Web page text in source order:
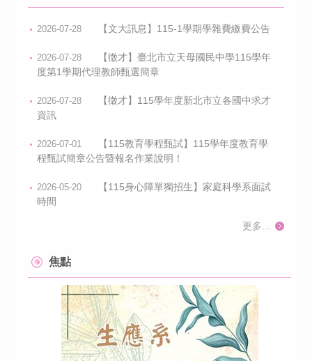
2026-07-28 【文大訊息】115-1學期學雜費繳費公告
2026-07-28
【徵才】臺北市立天母國民中學115學年
度第1學期代理教師甄選簡章
2026-07-28
【徵才】115學年度新北市立各國中求才
資訊
2026-07-01
【115教育學程甄試】115學年度教育學
程甄試簡章公告暨報名作業說明！
2026-05-20
【115身心障單獨招生】家庭科學系面試
時間
更多...
焦點